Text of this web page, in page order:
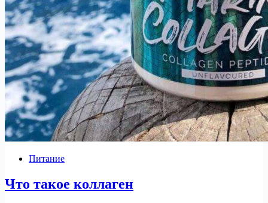
Питание
Что такое коллаген